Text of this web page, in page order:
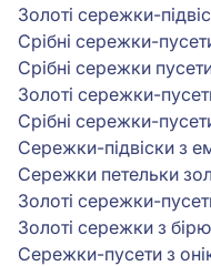
Золоті сережки-
Срібні сережки-
Срібні сережки
Золоті сережки-
Срібні сережки-
Сережки-підвіски з
Сережки петельки
Золоті сережки-
Золоті сережки з
Сережки-пусети з